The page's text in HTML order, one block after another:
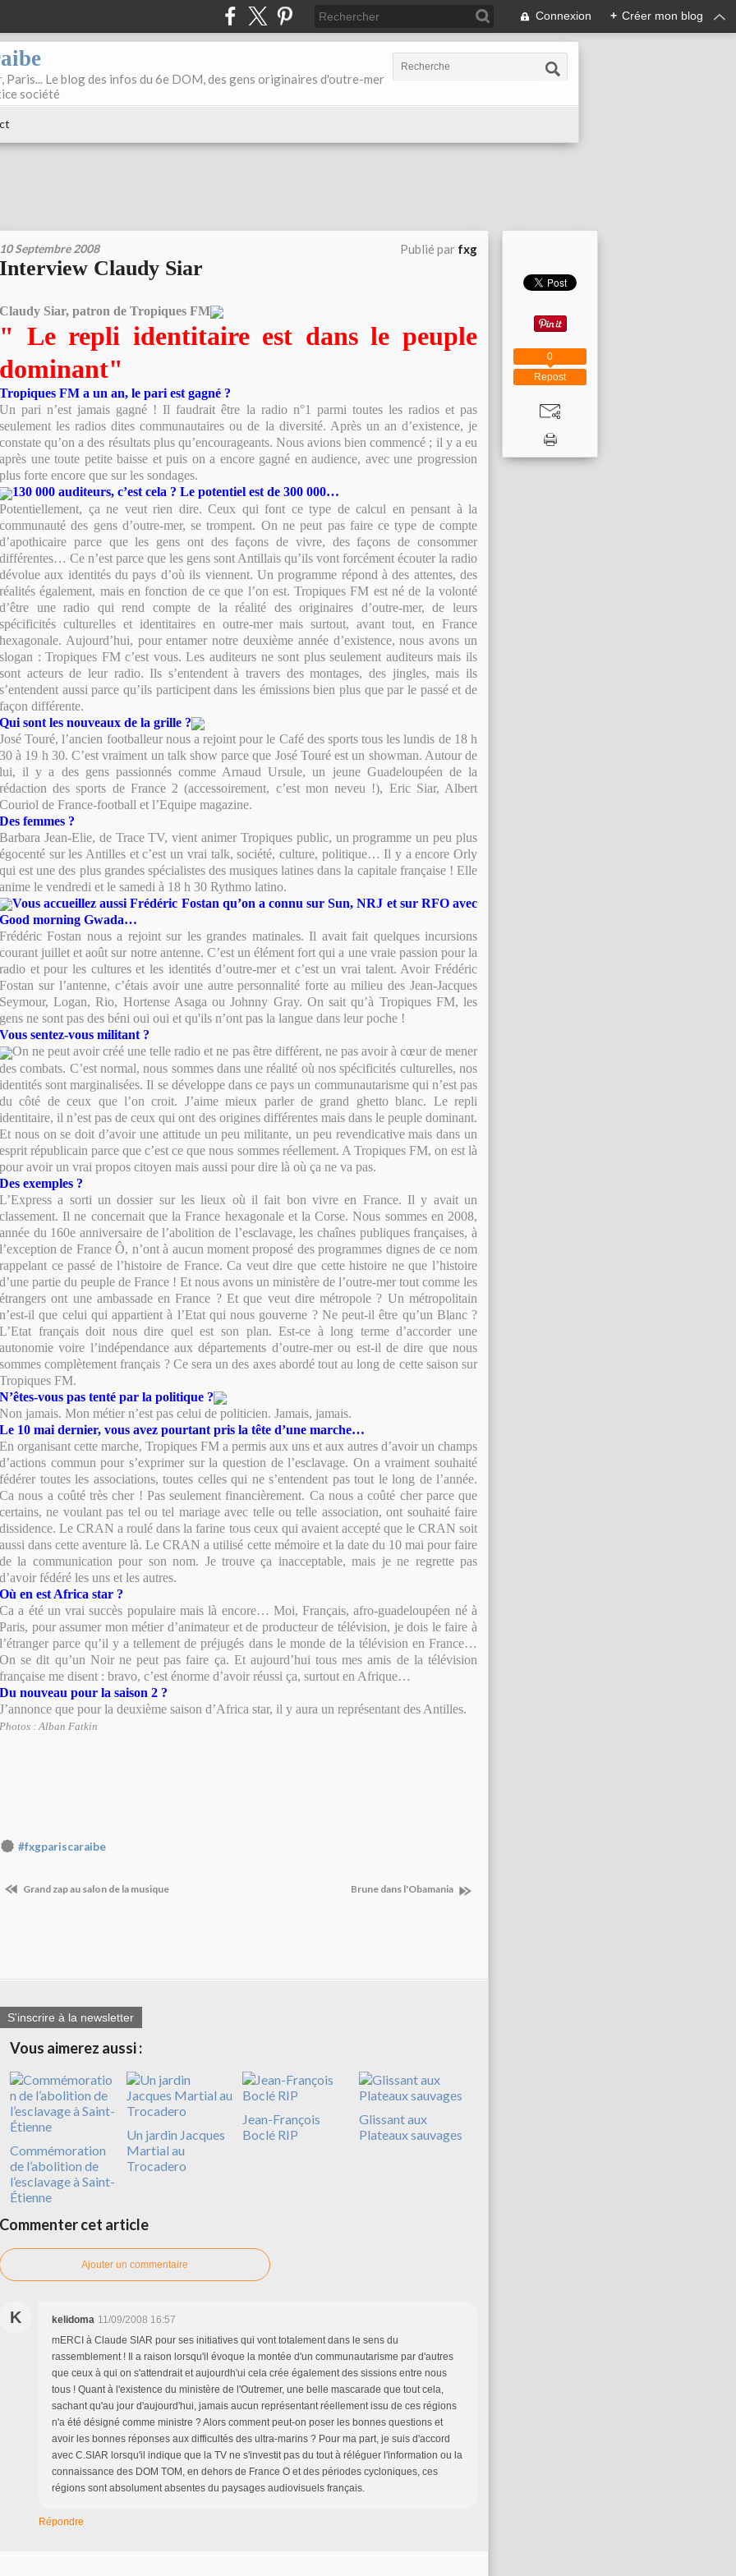
Connexion + Créer mon blog
Paris... Le blog des infos du 6e DOM, des gens originaires d'outre-mer
société
10 Septembre 2008 Publié par fxg
Interview Claudy Siar
Claudy Siar, patron de Tropiques FM
" Le repli identitaire est dans le peuple
dominant"
Tropiques FM a un an, le pari est gagné ?
Un pari n’est jamais gagné ! Il faudrait être la radio n°1 parmi toutes les radios et pas
seulement les radios dites communautaires ou de la diversité. Après un an d’existence, je
constate qu’on a des résultats plus qu’encourageants. Nous avions bien commencé ; il y a eu
après une toute petite baisse et puis on a encore gagné en audience, avec une progression
plus forte encore que sur les sondages.
130 000 auditeurs, c’est cela ? Le potentiel est de 300 000…
Potentiellement, ça ne veut rien dire. Ceux qui font ce type de calcul en pensant à la
communauté des gens d’outre-mer, se trompent. On ne peut pas faire ce type de compte
d’apothicaire parce que les gens ont des façons de vivre, des façons de consommer
différentes… Ce n’est parce que les gens sont Antillais qu’ils vont forcément écouter la radio
dévolue aux identités du pays d’où ils viennent. Un programme répond à des attentes, des
réalités également, mais en fonction de ce que l’on est. Tropiques FM est né de la volonté
d’être une radio qui rend compte de la réalité des originaires d’outre-mer, de leurs
spécificités culturelles et identitaires en outre-mer mais surtout, avant tout, en France
hexagonale. Aujourd’hui, pour entamer notre deuxième année d’existence, nous avons un
slogan : Tropiques FM c’est vous. Les auditeurs ne sont plus seulement auditeurs mais ils
sont acteurs de leur radio. Ils s’entendent à travers des montages, des jingles, mais ils
s’entendent aussi parce qu’ils participent dans les émissions bien plus que par le passé et de
façon différente.
Qui sont les nouveaux de la grille ?
José Touré, l’ancien footballeur nous a rejoint pour le Café des sports tous les lundis de 18 h
30 à 19 h 30. C’est vraiment un talk show parce que José Touré est un showman. Autour de
lui, il y a des gens passionnés comme Arnaud Ursule, un jeune Guadeloupéen de la
rédaction des sports de France 2 (accessoirement, c’est mon neveu !), Eric Siar, Albert
Couriol de France-football et l’Equipe magazine.
Des femmes ?
Barbara Jean-Elie, de Trace TV, vient animer Tropiques public, un programme un peu plus
égocenté sur les Antilles et c’est un vrai talk, société, culture, politique… Il y a encore Orly
qui est une des plus grandes spécialistes des musiques latines dans la capitale française ! Elle
anime le vendredi et le samedi à 18 h 30 Rythmo latino.
Vous accueillez aussi Frédéric Fostan qu’on a connu sur Sun, NRJ et sur RFO avec
Good morning Gwada…
Frédéric Fostan nous a rejoint sur les grandes matinales. Il avait fait quelques incursions
courant juillet et août sur notre antenne. C’est un élément fort qui a une vraie passion pour la
radio et pour les cultures et les identités d’outre-mer et c’est un vrai talent. Avoir Frédéric
Fostan sur l’antenne, c’étais avoir une autre personnalité forte au milieu des Jean-Jacques
Seymour, Logan, Rio, Hortense Asaga ou Johnny Gray. On sait qu’à Tropiques FM, les
gens ne sont pas des béni oui oui et qu'ils n’ont pas la langue dans leur poche !
Vous sentez-vous militant ?
On ne peut avoir créé une telle radio et ne pas être différent, ne pas avoir à cœur de mener
des combats. C’est normal, nous sommes dans une réalité où nos spécificités culturelles, nos
identités sont marginalisées. Il se développe dans ce pays un communautarisme qui n’est pas
du côté de ceux que l’on croit. J’aime mieux parler de grand ghetto blanc. Le repli
identitaire, il n’est pas de ceux qui ont des origines différentes mais dans le peuple dominant.
Et nous on se doit d’avoir une attitude un peu militante, un peu revendicative mais dans un
esprit républicain parce que c’est ce que nous sommes réellement. A Tropiques FM, on est là
pour avoir un vrai propos citoyen mais aussi pour dire là où ça ne va pas.
Des exemples ?
L’Express a sorti un dossier sur les lieux où il fait bon vivre en France. Il y avait un
classement. Il ne concernait que la France hexagonale et la Corse. Nous sommes en 2008,
année du 160e anniversaire de l’abolition de l’esclavage, les chaînes publiques françaises, à
l’exception de France Ô, n’ont à aucun moment proposé des programmes dignes de ce nom
rappelant ce passé de l’histoire de France. Ca veut dire que cette histoire ne que l’histoire
d’une partie du peuple de France ! Et nous avons un ministère de l’outre-mer tout comme les
étrangers ont une ambassade en France ? Et que veut dire métropole ? Un métropolitain
n’est-il que celui qui appartient à l’Etat qui nous gouverne ? Ne peut-il être qu’un Blanc ?
L’Etat français doit nous dire quel est son plan. Est-ce à long terme d’accorder une
autonomie voire l’indépendance aux départements d’outre-mer ou est-il de dire que nous
sommes complètement français ? Ce sera un des axes abordé tout au long de cette saison sur
Tropiques FM.
N’êtes-vous pas tenté par la politique ?
Non jamais. Mon métier n’est pas celui de politicien. Jamais, jamais.
Le 10 mai dernier, vous avez pourtant pris la tête d’une marche…
En organisant cette marche, Tropiques FM a permis aux uns et aux autres d’avoir un champs
d’actions commun pour s’exprimer sur la question de l’esclavage. On a vraiment souhaité
fédérer toutes les associations, toutes celles qui ne s’entendent pas tout le long de l’année.
Ca nous a coûté très cher ! Pas seulement financièrement. Ca nous a coûté cher parce que
certains, ne voulant pas tel ou tel mariage avec telle ou telle association, ont souhaité faire
dissidence. Le CRAN a roulé dans la farine tous ceux qui avaient accepté que le CRAN soit
aussi dans cette aventure là. Le CRAN a utilisé cette mémoire et la date du 10 mai pour faire
de la communication pour son nom. Je trouve ça inacceptable, mais je ne regrette pas
d’avoir fédéré les uns et les autres.
Où en est Africa star ?
Ca a été un vrai succès populaire mais là encore… Moi, Français, afro-guadeloupéen né à
Paris, pour assumer mon métier d’animateur et de producteur de télévision, je dois le faire à
l’étranger parce qu’il y a tellement de préjugés dans le monde de la télévision en France…
On se dit qu’un Noir ne peut pas faire ça. Et aujourd’hui tous mes amis de la télévision
française me disent : bravo, c’est énorme d’avoir réussi ça, surtout en Afrique…
Du nouveau pour la saison 2 ?
J’annonce que pour la deuxième saison d’Africa star, il y aura un représentant des Antilles.
Photos : Alban Fatkin
#fxgpariscaraibe
Grand zap au salon de la musique Brune dans l'Obamania
S'inscrire à la newsletter
Vous aimerez aussi :
Commémoration
de l’abolition de
l’esclavage à Saint-
Étienne
Un jardin Jacques
Martial au
Trocadero
Jean-François
Boclé RIP
Glissant aux
Plateaux sauvages
Commenter cet article
Ajouter un commentaire
K kelidoma 11/09/2008 16:57
mERCI à Claude SIAR pour ses initiatives qui vont totalement dans le sens du
rassemblement ! Il a raison lorsqu'il évoque la montée d'un communautarisme par d'autres
que ceux à qui on s'attendrait et aujourdh'ui cela crée également des sissions entre nous
tous ! Quant à l'existence du ministère de l'Outremer, une belle mascarade que tout cela,
sachant qu'au jour d'aujourd'hui, jamais aucun représentant réellement issu de ces régions
n'a été désigné comme ministre ? Alors comment peut-on poser les bonnes questions et
avoir les bonnes réponses aux difficultés des ultra-marins ? Pour ma part, je suis d'accord
avec C.SIAR lorsqu'il indique que la TV ne s'investit pas du tout à réléguer l'information ou la
connaissance des DOM TOM, en dehors de France O et des périodes cycloniques, ces
régions sont absolument absentes du paysages audiovisuels français.
Répondre
Repost
0